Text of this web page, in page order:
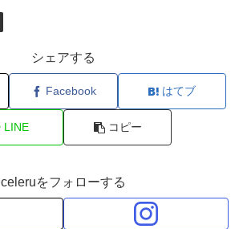
シェアする
Facebook はてブ
LINE コピー
celeruをフォローする